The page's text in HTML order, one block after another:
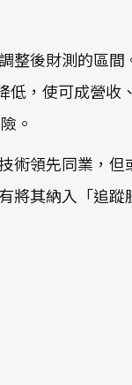
整後財測的區
，使可成營收
。
術領先同業，
將其納入「追